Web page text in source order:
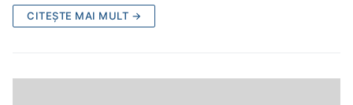
CITEȘTE MAI MULT →